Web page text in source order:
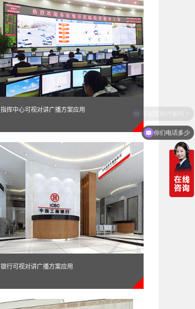
指挥中心可视对讲广播方案应用
银行可视对讲广播方案应用
你们电话多少